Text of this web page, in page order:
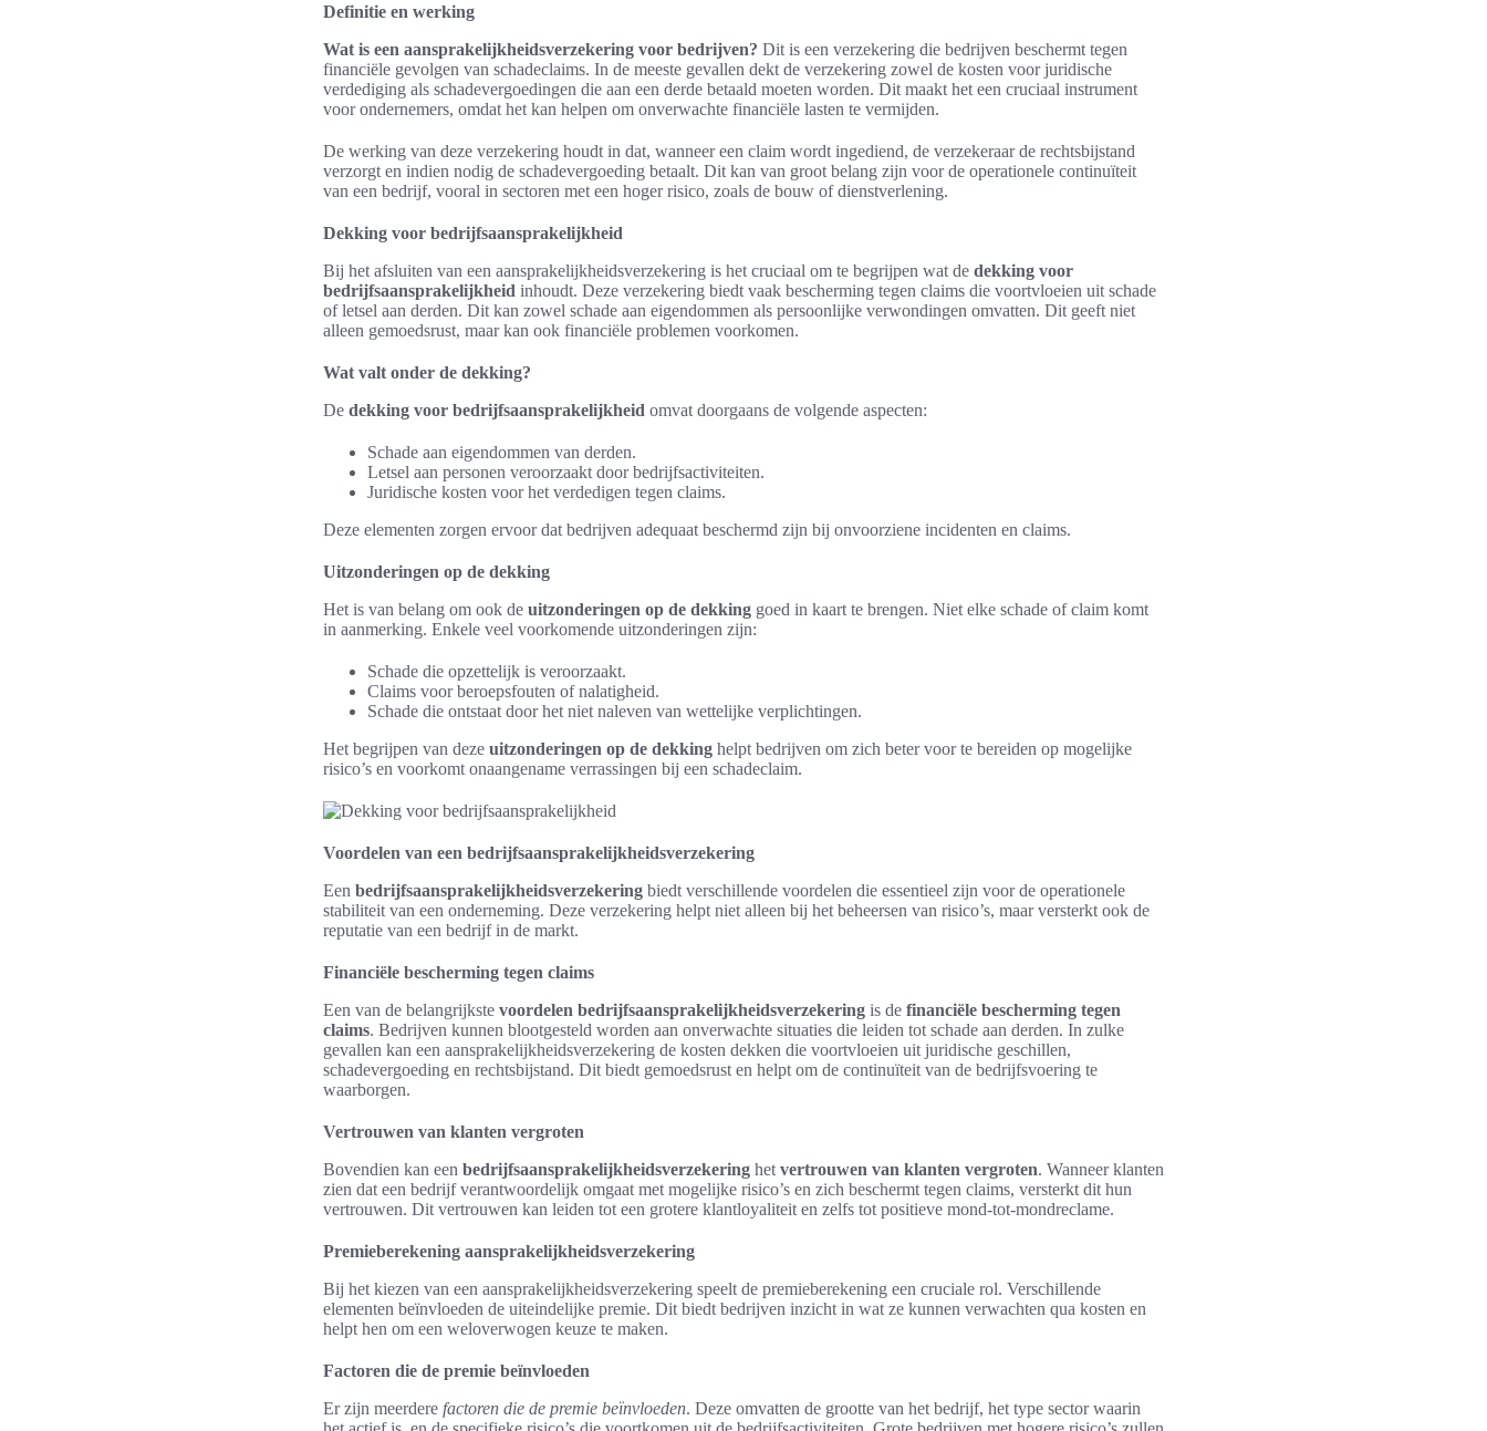
Definitie en werking
Wat is een aansprakelijkheidsverzekering voor bedrijven? Dit is een verzekering die bedrijven beschermt tegen
financiële gevolgen van schadeclaims. In de meeste gevallen dekt de verzekering zowel de kosten voor juridische
verdediging als schadevergoedingen die aan een derde betaald moeten worden. Dit maakt het een cruciaal instrument
voor ondernemers, omdat het kan helpen om onverwachte financiële lasten te vermijden.
De werking van deze verzekering houdt in dat, wanneer een claim wordt ingediend, de verzekeraar de rechtsbijstand
verzorgt en indien nodig de schadevergoeding betaalt. Dit kan van groot belang zijn voor de operationele continuïteit
van een bedrijf, vooral in sectoren met een hoger risico, zoals de bouw of dienstverlening.
Dekking voor bedrijfsaansprakelijkheid
Bij het afsluiten van een aansprakelijkheidsverzekering is het cruciaal om te begrijpen wat de dekking voor
bedrijfsaansprakelijkheid inhoudt. Deze verzekering biedt vaak bescherming tegen claims die voortvloeien uit schade
of letsel aan derden. Dit kan zowel schade aan eigendommen als persoonlijke verwondingen omvatten. Dit geeft niet
alleen gemoedsrust, maar kan ook financiële problemen voorkomen.
Wat valt onder de dekking?
De dekking voor bedrijfsaansprakelijkheid omvat doorgaans de volgende aspecten:
Schade aan eigendommen van derden.
Letsel aan personen veroorzaakt door bedrijfsactiviteiten.
Juridische kosten voor het verdedigen tegen claims.
Deze elementen zorgen ervoor dat bedrijven adequaat beschermd zijn bij onvoorziene incidenten en claims.
Uitzonderingen op de dekking
Het is van belang om ook de uitzonderingen op de dekking goed in kaart te brengen. Niet elke schade of claim komt
in aanmerking. Enkele veel voorkomende uitzonderingen zijn:
Schade die opzettelijk is veroorzaakt.
Claims voor beroepsfouten of nalatigheid.
Schade die ontstaat door het niet naleven van wettelijke verplichtingen.
Het begrijpen van deze uitzonderingen op de dekking helpt bedrijven om zich beter voor te bereiden op mogelijke
risico’s en voorkomt onaangename verrassingen bij een schadeclaim.
Voordelen van een bedrijfsaansprakelijkheidsverzekering
Een bedrijfsaansprakelijkheidsverzekering biedt verschillende voordelen die essentieel zijn voor de operationele
stabiliteit van een onderneming. Deze verzekering helpt niet alleen bij het beheersen van risico’s, maar versterkt ook de
reputatie van een bedrijf in de markt.
Financiële bescherming tegen claims
Een van de belangrijkste voordelen bedrijfsaansprakelijkheidsverzekering is de financiële bescherming tegen
claims. Bedrijven kunnen blootgesteld worden aan onverwachte situaties die leiden tot schade aan derden. In zulke
gevallen kan een aansprakelijkheidsverzekering de kosten dekken die voortvloeien uit juridische geschillen,
schadevergoeding en rechtsbijstand. Dit biedt gemoedsrust en helpt om de continuïteit van de bedrijfsvoering te
waarborgen.
Vertrouwen van klanten vergroten
Bovendien kan een bedrijfsaansprakelijkheidsverzekering hetvertrouwen van klanten vergroten. Wanneer klanten
zien dat een bedrijf verantwoordelijk omgaat met mogelijke risico’s en zich beschermt tegen claims, versterkt dit hun
vertrouwen. Dit vertrouwen kan leiden tot een grotere klantloyaliteit en zelfs tot positieve mond-tot-mondreclame.
Premieberekening aansprakelijkheidsverzekering
Bij het kiezen van een aansprakelijkheidsverzekering speelt de premieberekening een cruciale rol. Verschillende
elementen beïnvloeden de uiteindelijke premie. Dit biedt bedrijven inzicht in wat ze kunnen verwachten qua kosten en
helpt hen om een weloverwogen keuze te maken.
Factoren die de premie beïnvloeden
Er zijn meerdere factoren die de premie beïnvloeden. Deze omvatten de grootte van het bedrijf, het type sector waarin